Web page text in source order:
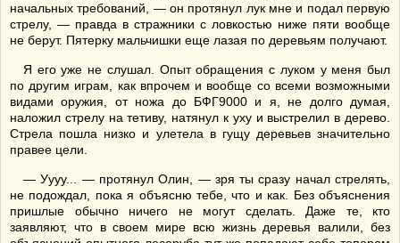
начальных требований, — он протянул лук мне и подал первую
стрелу, — правда в стражники с ловкостью ниже пяти вообще
не берут. Пятерку мальчишки еще лазая по деревьям получают.
Я его уже не слушал. Опыт обращения с луком у меня был
по другим играм, как впрочем и вообще со всеми возможными
видами оружия, от ножа до БФГ9000 и я, не долго думая,
наложил стрелу на тетиву, натянул к уху и выстрелил в дерево.
Стрела пошла низко и улетела в гущу деревьев значительно
правее цели.
— Уууу... — протянул Олин, — зря ты сразу начал стрелять,
не подождал, пока я объясню тебе, что и как. Без объяснения
пришлые обычно ничего не могут сделать. Даже те, кто
заявляют, что в своем мире всю жизнь деревья валили, без